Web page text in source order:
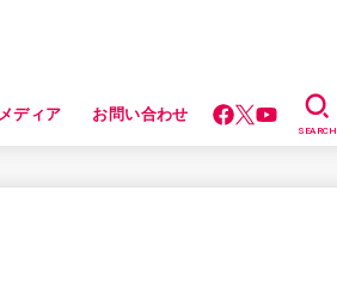
メディア お問い合わせ
SEARCH